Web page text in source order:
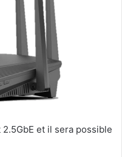
et il sera possible